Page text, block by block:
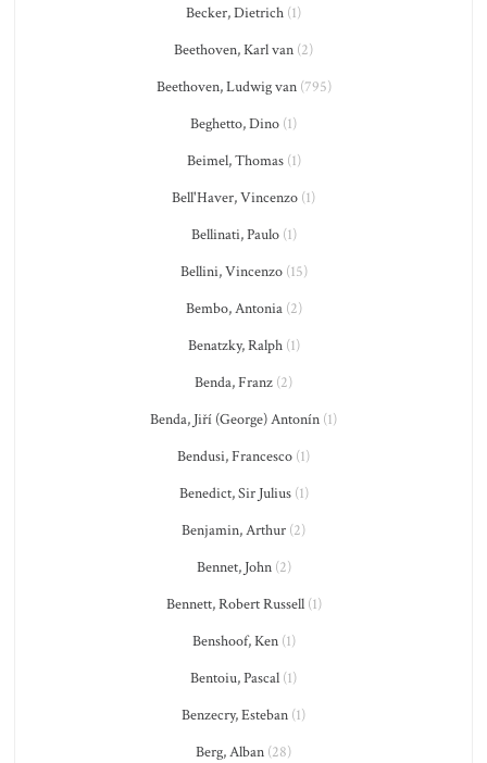
Becker, Dietrich (1)
Beethoven, Karl van (2)
Beethoven, Ludwig van(795)
Beghetto, Dino (1)
Beimel, Thomas(1)
Bell'Haver, Vincenzo (1)
Bellinati, Paulo(1)
Bellini, Vincenzo(15)
Bembo, Antonia(2)
Benatzky, Ralph(1)
Benda, Franz (2)
Benda, Jiří (George) Antonín (1)
Bendusi, Francesco (1)
Benedict, Sir Julius(1)
Benjamin, Arthur (2)
Bennet, John(2)
Bennett, Robert Russell(1)
Benshoof, Ken(1)
Bentoiu, Pascal (1)
Benzecry, Esteban (1)
Berg, Alban (28)